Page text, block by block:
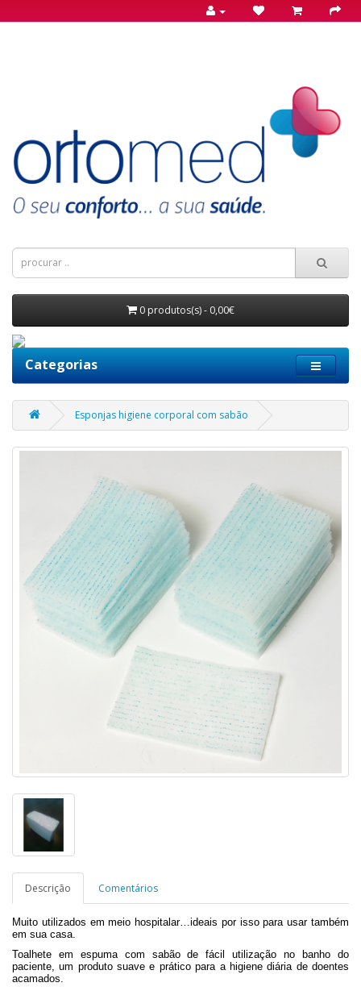
0 produtos(s) - 0,00€
Categorias
Esponjas higiene corporal com sabão
Descrição Comentários
Muito utilizados em meio hospitalar…ideais por isso para usar também
em sua casa.
Toalhete em espuma com sabão de fácil utilização no banho do
paciente, um produto suave e prático para a higiene diária de doentes
acamados.